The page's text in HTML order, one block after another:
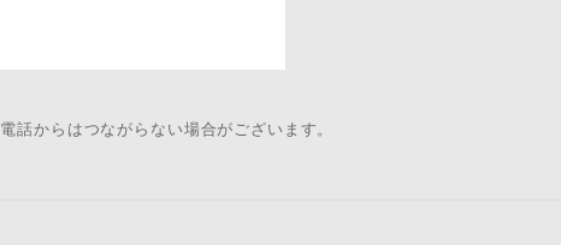
話からはつながらない場合がございます。